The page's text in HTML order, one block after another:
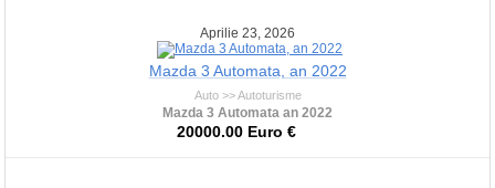
Aprilie 23, 2026
Mazda 3 Automata, an 2022
Auto >> Autoturisme
Mazda 3 Automata an 2022
20000.00 Euro €